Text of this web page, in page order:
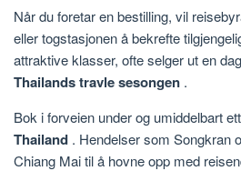
Når du foretar en bestilling, vil
eller togstasjonen å bekrefte
attraktive klasser, ofte selger ut en
Thailands travle sesongen .
Bok i forveien under og umiddelbart
Thailand . Hendelser som Songkran
Chiang Mai til å hovne opp med